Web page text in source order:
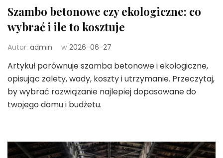
Szambo betonowe czy ekologiczne: co
wybrać i ile to kosztuje
Autor: admin w 2026-06-27
Artykuł porównuje szamba betonowe i ekologiczne,
opisując zalety, wady, koszty i utrzymanie. Przeczytaj,
by wybrać rozwiązanie najlepiej dopasowane do
twojego domu i budżetu.